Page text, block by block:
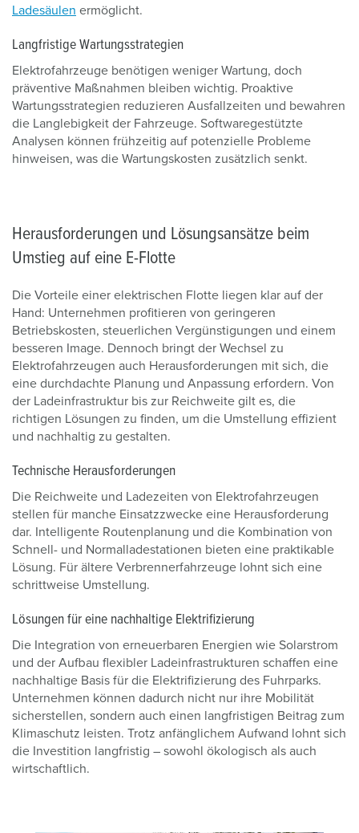
Ladesäulen ermöglicht.
Langfristige Wartungsstrategien
Elektrofahrzeuge benötigen weniger Wartung, doch
präventive Maßnahmen bleiben wichtig. Proaktive
Wartungsstrategien reduzieren Ausfallzeiten und bewahren
die Langlebigkeit der Fahrzeuge. Softwaregestützte
Analysen können frühzeitig auf potenzielle Probleme
hinweisen, was die Wartungskosten zusätzlich senkt.
Herausforderungen und Lösungsansätze beim
Umstieg auf eine E-Flotte
Die Vorteile einer elektrischen Flotte liegen klar auf der
Hand: Unternehmen profitieren von geringeren
Betriebskosten, steuerlichen Vergünstigungen und einem
besseren Image. Dennoch bringt der Wechsel zu
Elektrofahrzeugen auch Herausforderungen mit sich, die
eine durchdachte Planung und Anpassung erfordern. Von
der Ladeinfrastruktur bis zur Reichweite gilt es, die
richtigen Lösungen zu finden, um die Umstellung effizient
und nachhaltig zu gestalten.
Technische Herausforderungen
Die Reichweite und Ladezeiten von Elektrofahrzeugen
stellen für manche Einsatzzwecke eine Herausforderung
dar. Intelligente Routenplanung und die Kombination von
Schnell- und Normalladestationen bieten eine praktikable
Lösung. Für ältere Verbrennerfahrzeuge lohnt sich eine
schrittweise Umstellung.
Lösungen für eine nachhaltige Elektrifizierung
Die Integration von erneuerbaren Energien wie Solarstrom
und der Aufbau flexibler Ladeinfrastrukturen schaffen eine
nachhaltige Basis für die Elektrifizierung des Fuhrparks.
Unternehmen können dadurch nicht nur ihre Mobilität
sicherstellen, sondern auch einen langfristigen Beitrag zum
Klimaschutz leisten. Trotz anfänglichem Aufwand lohnt sich
die Investition langfristig – sowohl ökologisch als auch
wirtschaftlich.